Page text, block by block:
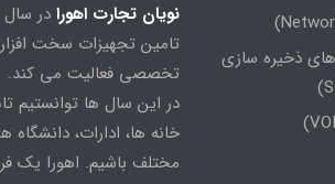
ذخیره سازی
نویان تجارت اهورا
تامین تجهیزات سخت
تخصصی فعالیت می کند.
در این سال ها توانستیم
خانه ها، ادارات،
مختلف باشیم. اهورا یک